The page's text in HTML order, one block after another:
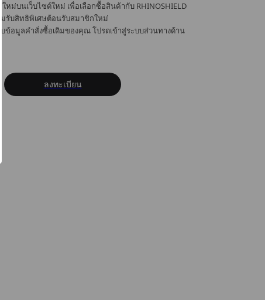
ใหม่บนเว็บไซต์ใหม่ เพื่อเลือกซื้อสินค้ากับ RHINOSHIELD
มรับสิทธิพิเศษต้อนรับสมาชิกใหม่
บข้อมูลคำสั่งซื้อเดิมของคุณ โปรดเข้าสู่ระบบส่วนทางด้าน